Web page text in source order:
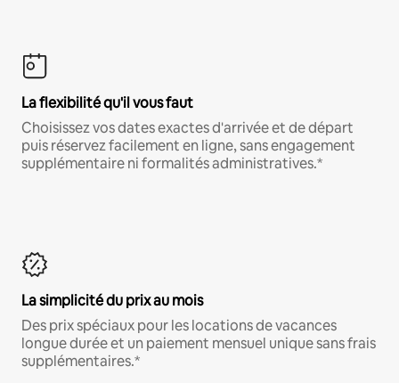
La flexibilité qu'il vous faut
Choisissez vos dates exactes d'arrivée et de départ
puis réservez facilement en ligne, sans engagement
supplémentaire ni formalités administratives.*
La simplicité du prix au mois
Des prix spéciaux pour les locations de vacances
longue durée et un paiement mensuel unique sans frais
supplémentaires.*